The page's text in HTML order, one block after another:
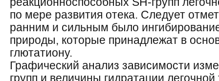
по мере развития отека. Следует
ранним и сильным было
природы, которые принадлежат в
глютатиону.
Графический анализ зависимости
групп и величины гидратации